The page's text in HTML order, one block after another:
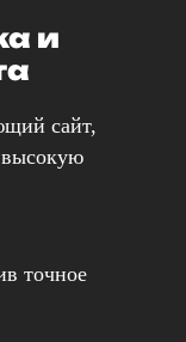
и
сайт,
точное